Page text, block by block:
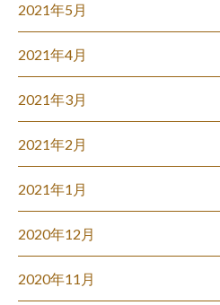
2021年5月
2021年4月
2021年3月
2021年2月
2021年1月
2020年12月
2020年11月